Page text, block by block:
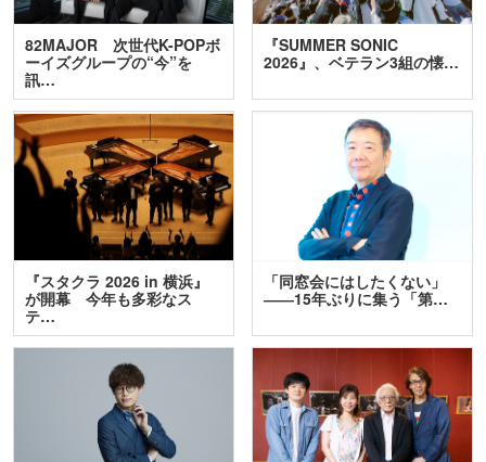
82MAJOR 次世代K-POPボ
ーイズグループの“今”を
訊…
『SUMMER SONIC
2026』、ベテラン3組の懐…
『スタクラ 2026 in 横浜』
が開幕 今年も多彩なス
テ…
「同窓会にはしたくない」
――15年ぶりに集う「第…